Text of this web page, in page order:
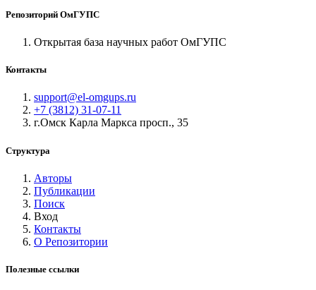
Репозиторий ОмГУПС
Открытая база научных работ ОмГУПС
Контакты
support@el-omgups.ru
+7 (3812) 31-07-11
г.Омск Карла Маркса просп., 35
Структура
Авторы
Публикации
Поиск
Вход
Контакты
О Репозитории
Полезные ссылки